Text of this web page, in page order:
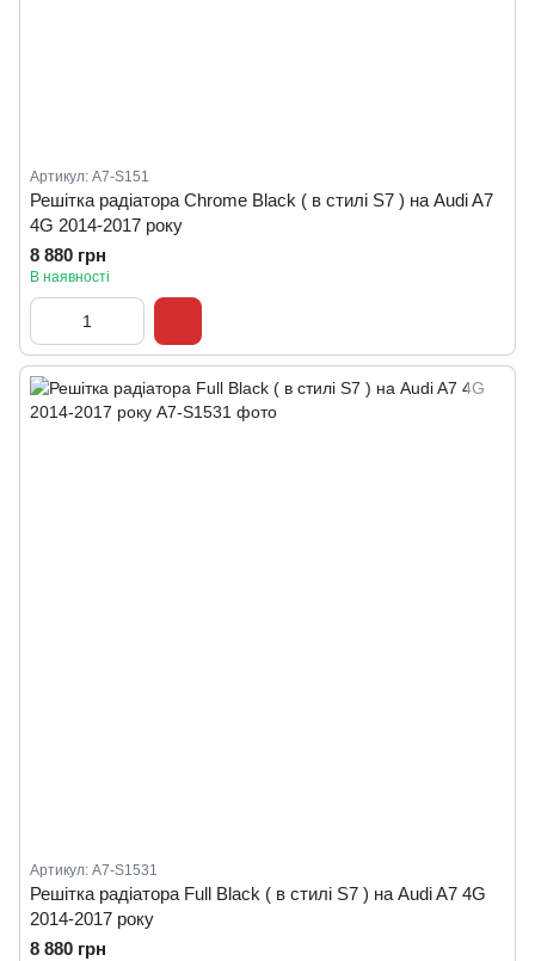
Артикул: A7-S151
Решітка радіатора Chrome Black ( в стилі S7 ) на Audi A7
4G 2014-2017 року
8 880 грн
В наявності
Артикул: A7-S1531
Решітка радіатора Full Black ( в стилі S7 ) на Audi A7 4G
2014-2017 року
8 880 грн